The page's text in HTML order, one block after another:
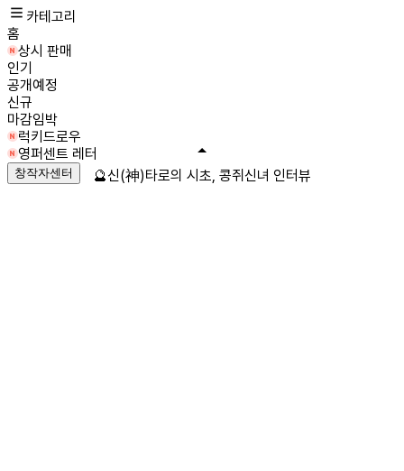
카테고리
홈
상시 판매
인기
공개예정
신규
마감임박
럭키드로우
영퍼센트 레터
창작자센터 🔮신(神)타로의 시초, 콩쥐신녀 인터뷰